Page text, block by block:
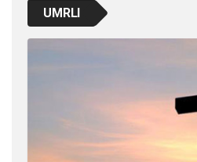
UMRLI